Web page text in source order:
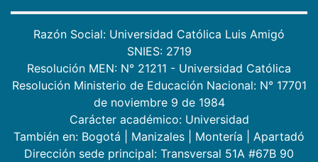
Razón Social: Universidad Católica Luis Amigó
SNIES: 2719
Resolución MEN: N° 21211 - Universidad Católica
Resolución Ministerio de Educación Nacional: N° 17701
de noviembre 9 de 1984
Carácter académico: Universidad
También en: Bogotá Manizales Montería
Apartadó
Dirección sede principal: Transversal 51A #67B 90